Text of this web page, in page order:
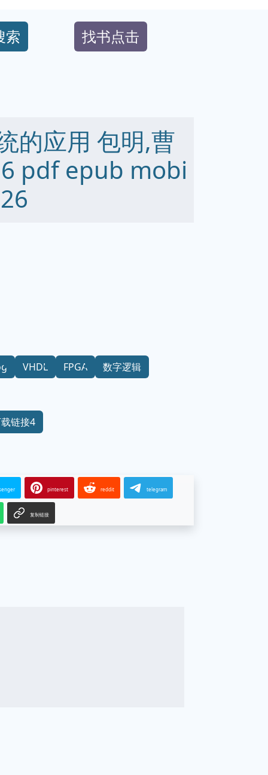
索 找书点击
的应用 包明,曹
pdf epub mobi
VHDL FPGA 数字逻辑
链接4
pinterest reddit telegram
复制链接